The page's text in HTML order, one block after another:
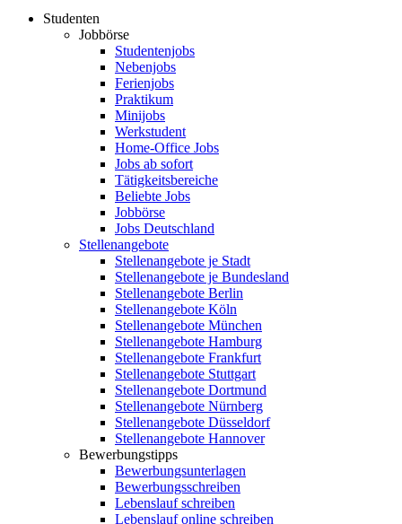
Studenten
Jobbörse
Studentenjobs
Nebenjobs
Ferienjobs
Praktikum
Minijobs
Werkstudent
Home-Office Jobs
Jobs ab sofort
Tätigkeitsbereiche
Beliebte Jobs
Jobbörse
Jobs Deutschland
Stellenangebote
Stellenangebote je Stadt
Stellenangebote je Bundesland
Stellenangebote Berlin
Stellenangebote Köln
Stellenangebote München
Stellenangebote Hamburg
Stellenangebote Frankfurt
Stellenangebote Stuttgart
Stellenangebote Dortmund
Stellenangebote Nürnberg
Stellenangebote Düsseldorf
Stellenangebote Hannover
Bewerbungstipps
Bewerbungsunterlagen
Bewerbungsschreiben
Lebenslauf schreiben
Lebenslauf online schreiben